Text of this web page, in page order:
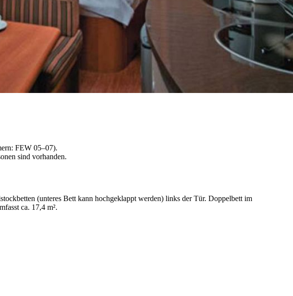
FEW 05–07).
sind vorhanden.
(unteres Bett kann hochgeklappt werden) links der Tür. Doppelbett im
ca. 17,4 m².